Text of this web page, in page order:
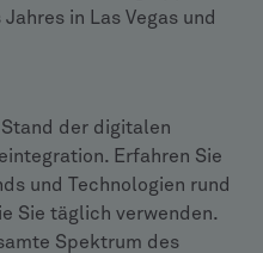
in Las Vegas und
der digitalen
Erfahren Sie
und Technologien rund
Sie täglich verwenden.
Spektrum des